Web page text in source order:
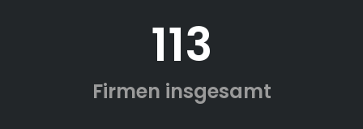
113
Firmen insgesamt